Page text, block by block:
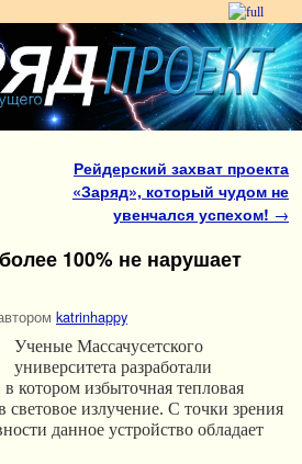
Рейдерский захват проекта
«Заряд», который чудом не
увенчался успехом! →
100% не нарушает
katrinhappy
Ученые Массачусетского
университета разработали
котором избыточная тепловая
световое излучение. С точки зрения
данное устройство обладает